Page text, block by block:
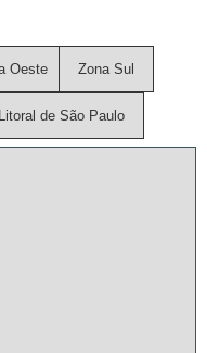
Oeste Zona Sul
Litoral de São Paulo